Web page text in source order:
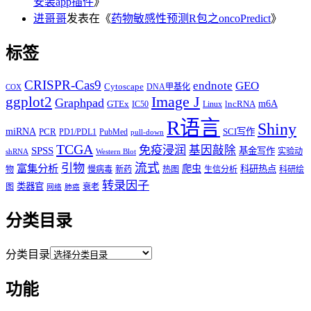
进哥哥发表在《药物敏感性预测R包之oncoPredict》
标签
COX CRISPR-Cas9 Cytoscape DNA甲基化 endnote GEO
ggplot2 Graphpad GTEx IC50 Image J Linux lncRNA m6A
miRNA PCR PD1/PDL1 PubMed pull-down R语言 SCI写作 Shiny
shRNA SPSS TCGA Western Blot 免疫浸润 基因敲除 基金写作 实验动
物 富集分析 引物 慢病毒 新药 流式 热图 爬虫 生信分析 科研热点 科研绘
图 类器官 网络 肺癌 衰老 转录因子
分类目录
分类目录
功能